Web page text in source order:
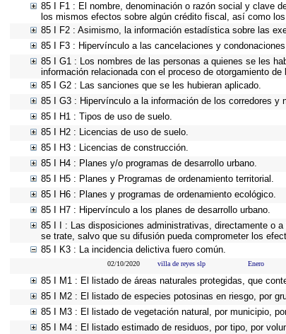
85 I F1 : El nombre, denominación o razón social y clave
los mismos efectos sobre algún crédito fiscal, así como
85 I F2 : Asimismo, la información estadística sobre las
85 I F3 : Hipervínculo a las cancelaciones y
85 I G1 : Los nombres de las personas a quienes se les
información relacionada con el proceso de otorgamiento
85 I G2 : Las sanciones que se les hubieran aplicado.
85 I G3 : Hipervínculo a la información de los corredores y
85 I H1 : Tipos de uso de suelo.
85 I H2 : Licencias de uso de suelo.
85 I H3 : Licencias de construcción.
85 I H4 : Planes y/o programas de desarrollo urbano.
85 I H5 : Planes y Programas de ordenamiento territorial.
85 I H6 : Planes y programas de ordenamiento ecológico.
85 I H7 : Hipervínculo a los planes de desarrollo urbano.
85 I I : Las disposiciones administrativas, directamente o
se trate, salvo que su difusión pueda comprometer los
85 I K3 : La incidencia delictiva fuero común.
02/10/2020 villa de reyes slp Enero
85 I M1 : El listado de áreas naturales protegidas, que
85 I M2 : El listado de especies potosinas en riesgo, por
85 I M3 : El listado de vegetación natural, por municipio,
85 I M4 : El listado estimado de residuos, por tipo, por